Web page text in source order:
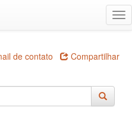
de contato Compartilhar